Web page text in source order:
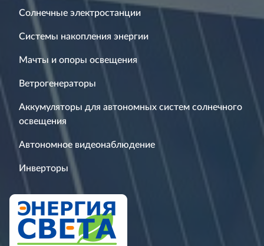
Солнечные электростанции
Системы накопления энергии
Мачты и опоры освещения
Ветрогенераторы
Аккумуляторы для автономных систем солнечного
освещения
Автономное видеонаблюдение
Инверторы